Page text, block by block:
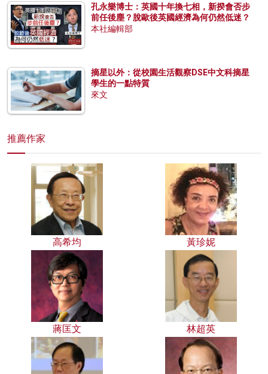
孔永樂博士：英國十年換七相，新揆會否步
前任後塵？脫歐後英國經濟為何仍然低迷？
本社編輯部
摘星以外：從校園生活觀察DSE中文科摘星
學生的一點特質
來文
推薦作家
高希均 黃珍妮
蔣匡文 林超英